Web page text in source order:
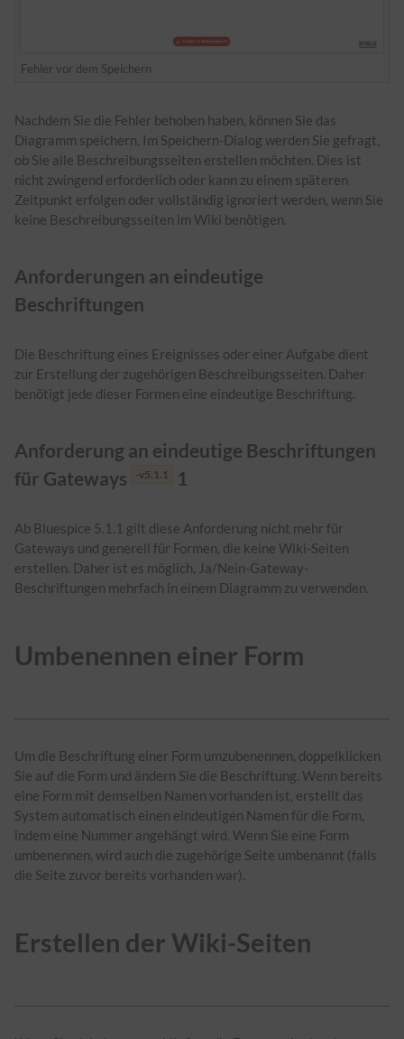
Fehler vor dem Speichern
Nachdem Sie die Fehler behoben haben, können Sie das
Diagramm speichern. Im Speichern-Dialog werden Sie gefragt,
ob Sie alle Beschreibungsseiten erstellen möchten. Dies ist
nicht zwingend erforderlich oder kann zu einem späteren
Zeitpunkt erfolgen oder vollständig ignoriert werden, wenn Sie
keine Beschreibungsseiten im Wiki benötigen.
Anforderungen an eindeutige
Beschriftungen
Die Beschriftung eines Ereignisses oder einer Aufgabe dient
zur Erstellung der zugehörigen Beschreibungsseiten. Daher
benötigt jede dieser Formen eine eindeutige Beschriftung.
Anforderung an eindeutige Beschriftungen
für Gateways
-v5.1.1 1
Ab Bluespice 5.1.1 gilt diese Anforderung nicht mehr für
Gateways und generell für Formen, die keine Wiki-Seiten
erstellen. Daher ist es möglich, Ja/Nein-Gateway-
Beschriftungen mehrfach in einem Diagramm zu verwenden.
Umbenennen einer Form
Um die Beschriftung einer Form umzubenennen, doppelklicken
Sie auf die Form und ändern Sie die Beschriftung. Wenn bereits
eine Form mit demselben Namen vorhanden ist, erstellt das
System automatisch einen eindeutigen Namen für die Form,
indem eine Nummer angehängt wird. Wenn Sie eine Form
umbenennen, wird auch die zugehörige Seite umbenannt (falls
die Seite zuvor bereits vorhanden war).
Erstellen der Wiki-Seiten